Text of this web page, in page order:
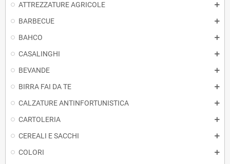
ATTREZZATURE AGRICOLE
BARBECUE
BAHCO
CASALINGHI
BEVANDE
BIRRA FAI DA TE
CALZATURE ANTINFORTUNISTICA
CARTOLERIA
CEREALI E SACCHI
COLORI